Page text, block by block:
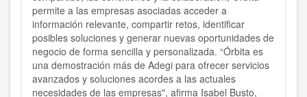
permite a las empresas asociadas acceder a
información relevante, compartir retos, identificar
posibles soluciones y generar nuevas oportunidades de
negocio de forma sencilla y personalizada. “Órbita es
una demostración más de Adegi para ofrecer servicios
avanzados y soluciones acordes a las actuales
necesidades de las empresas", afirma Isabel Busto,